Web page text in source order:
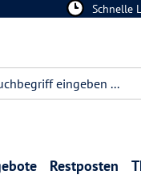
Schnelle
Restposten